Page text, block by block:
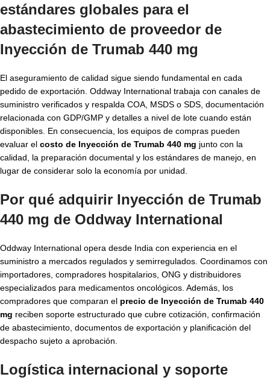
estándares globales para el
abastecimiento de proveedor de
Inyección de Trumab 440 mg
El aseguramiento de calidad sigue siendo fundamental en cada
pedido de exportación. Oddway International trabaja con canales de
suministro verificados y respalda COA, MSDS o SDS, documentación
relacionada con GDP/GMP y detalles a nivel de lote cuando están
disponibles. En consecuencia, los equipos de compras pueden
evaluar el costo de Inyección de Trumab 440 mg junto con la
calidad, la preparación documental y los estándares de manejo, en
lugar de considerar solo la economía por unidad.
Por qué adquirir Inyección de Trumab
440 mg de Oddway International
Oddway International opera desde India con experiencia en el
suministro a mercados regulados y semirregulados. Coordinamos con
importadores, compradores hospitalarios, ONG y distribuidores
especializados para medicamentos oncológicos. Además, los
compradores que comparan el precio de Inyección de Trumab 440
mg reciben soporte estructurado que cubre cotización, confirmación
de abastecimiento, documentos de exportación y planificación del
despacho sujeto a aprobación.
Logística internacional y soporte